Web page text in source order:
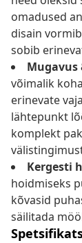
omadused
disain
sobib
võimalik
erinevate
lähtepunkt
komplekt
Kergesti
hoidmiseks
kõvasid
säilitada